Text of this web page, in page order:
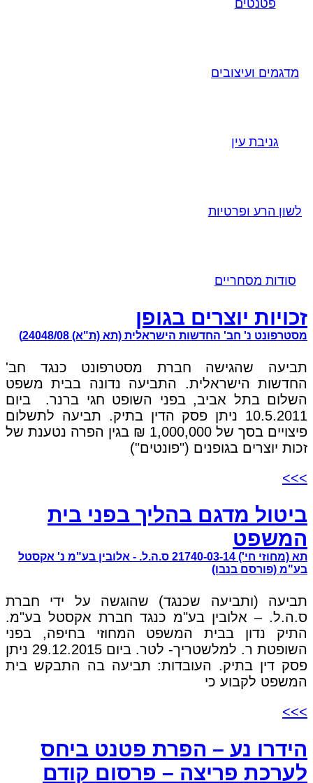
פטנטים
מדגמים ועיצובים
גניבת עין
לשון הרע ופרטיות
סודות מסחריים
זכויות יוצרים בגופן
מסטרפונט נ' חב' החדשות הישראלית (תא (ת"א) 24048/08)
תביעה שהגישה חברת מסטרפונט כנגד חב'
החדשות הישראלית. התביעה נדונה בבית משפט
השלום בתל אביב, בפני השופט חגי ברנר. ביום
10.5.2011 ניתן פסק הדין בתיק. תביעה לתשלום
פיצויים בסך של 1,000,000 ₪ בגין הפרה נטענת של
זכות יוצרים בגופנים ("פונטים")
>>>
ביטול מדגם בהליך בפני בית
המשפט
תא (מחוזי חי') 21740-03-14 ס.ה.ל. - אלובין בע"מ נ' אקסטל
בע"מ (פורסם בנבו)
תביעה (ותביעה שכנגד) שהוגשה על ידי חברת
ס.ה.ל. – אלובין בע"מ כנגד חברת אקסטל בע"מ.
התיק נדון בבית המשפט המחוזי בחיפה, בפני
השופטת ר. למלשטריך- לטר. ביום 29.12.2015 ניתן
פסק דין בתיק. העובדות: תביעה בה התבקש בית
המשפט לקבוע כי
>>>
הידרו נע – הפרת פטנט ביחס
לערכת פריצה – פרסום קודם